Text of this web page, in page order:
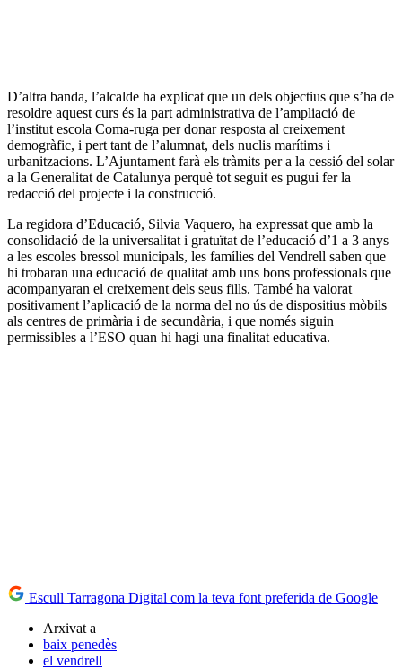
D’altra banda, l’alcalde ha explicat que un dels objectius que s’ha de
resoldre aquest curs és la part administrativa de l’ampliació de
l’institut escola Coma-ruga per donar resposta al creixement
demogràfic, i pert tant de l’alumnat, dels nuclis marítims i
urbanitzacions. L’Ajuntament farà els tràmits per a la cessió del solar
a la Generalitat de Catalunya perquè tot seguit es pugui fer la
redacció del projecte i la construcció.
La regidora d’Educació, Silvia Vaquero, ha expressat que amb la
consolidació de la universalitat i gratuïtat de l’educació d’1 a 3 anys
a les escoles bressol municipals, les famílies del Vendrell saben que
hi trobaran una educació de qualitat amb uns bons professionals que
acompanyaran el creixement dels seus fills. També ha valorat
positivament l’aplicació de la norma del no ús de dispositius mòbils
als centres de primària i de secundària, i que només siguin
permissibles a l’ESO quan hi hagi una finalitat educativa.
Escull Tarragona Digital com la teva font preferida de Google
Arxivat a
baix penedès
el vendrell